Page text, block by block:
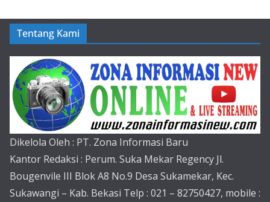
Tentang Kami
Dikelola Oleh : PT. Zona Informasi Baru
Kantor Redaksi : Perum. Suka Mekar Regency Jl.
Bougenvile III Blok A8 No.9 Desa Sukamekar, Kec.
Sukawangi – Kab. Bekasi Telp : 021 – 82750427, mobile :